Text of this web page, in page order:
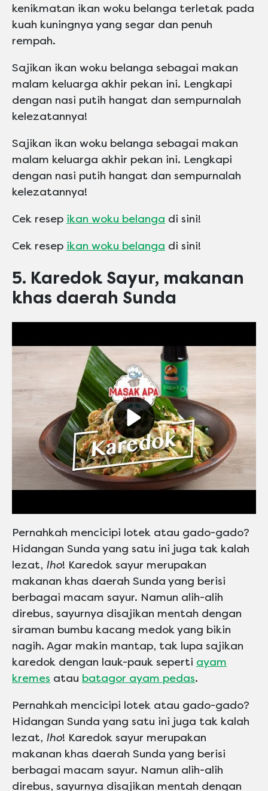
kenikmatan ikan woku belanga terletak pada
kuah kuningnya yang segar dan penuh
rempah.
Sajikan ikan woku belanga sebagai makan
malam keluarga akhir pekan ini. Lengkapi
dengan nasi putih hangat dan sempurnalah
kelezatannya!
Sajikan ikan woku belanga sebagai makan
malam keluarga akhir pekan ini. Lengkapi
dengan nasi putih hangat dan sempurnalah
kelezatannya!
Cek resep ikan woku belanga di sini!
Cek resep ikan woku belanga di sini!
5. Karedok Sayur, makanan
khas daerah Sunda
Play video Maskafini
Pernahkah mencicipi lotek atau gado-gado?
Hidangan Sunda yang satu ini juga tak kalah
lezat, lho! Karedok sayur merupakan
makanan khas daerah Sunda yang berisi
berbagai macam sayur. Namun alih-alih
direbus, sayurnya disajikan mentah dengan
siraman bumbu kacang medok yang bikin
nagih. Agar makin mantap, tak lupa sajikan
karedok dengan lauk-pauk seperti ayam
kremes atau batagor ayam pedas.
Pernahkah mencicipi lotek atau gado-gado?
Hidangan Sunda yang satu ini juga tak kalah
lezat, lho! Karedok sayur merupakan
makanan khas daerah Sunda yang berisi
berbagai macam sayur. Namun alih-alih
direbus, sayurnya disajikan mentah dengan